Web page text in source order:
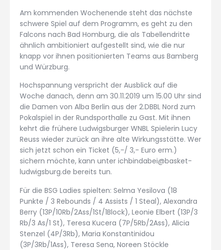
Am kommenden Wochenende steht das nächste
schwere Spiel auf dem Programm, es geht zu den
Falcons nach Bad Homburg, die als Tabellendritte
ähnlich ambitioniert aufgestellt sind, wie die nur
knapp vor ihnen positionierten Teams aus Bamberg
und Würzburg.
Hochspannung verspricht der Ausblick auf die
Woche danach, denn am 30.11.2019 um 15.00 Uhr sind
die Damen von Alba Berlin aus der 2.DBBL Nord zum
Pokalspiel in der Rundsporthalle zu Gast. Mit ihnen
kehrt die frühere Ludwigsburger WNBL Spielerin Lucy
Reuss wieder zurück an ihre alte Wirkungsstätte. Wer
sich jetzt schon ein Ticket (5,-/ 3,- Euro erm.)
sichern möchte, kann unter ichbindabei@basket-
ludwigsburg.de bereits tun.
Für die BSG Ladies spielten: Selma Yesilova (18
Punkte / 3 Rebounds / 4 Assists / 1 Steal), Alexandra
Berry (13P/10Rb/2Ass/1St/1Block), Leonie Elbert (13P/3
Rb/3 As/1 St), Teresa Kucera (7P/5Rb/2Ass), Alicia
Stenzel (4P/3Rb), Maria Konstantinidou
(3P/3Rb/1Ass), Teresa Sena, Noreen Stöckle